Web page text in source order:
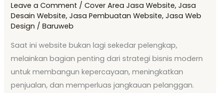
Leave a Comment /Cover Area Jasa Website,Jasa
Desain Website,Jasa Pembuatan Website,Jasa Web
Design /Baruweb
Saat ini website bukan lagi sekedar pelengkap,
melainkan bagian penting dari strategi bisnis modern
untuk membangun kepercayaan, meningkatkan
penjualan, dan memperluas jangkauan pelanggan.